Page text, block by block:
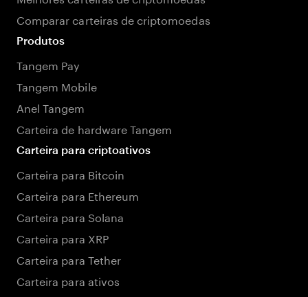
Comparar carteiras de criptomoedas
Produtos
Tangem Pay
Tangem Mobile
Anel Tangem
Carteira de hardware Tangem
Carteira para criptoativos
Carteira para Bitcoin
Carteira para Ethereum
Carteira para Solana
Carteira para XRP
Carteira para Tether
Carteira para ativos